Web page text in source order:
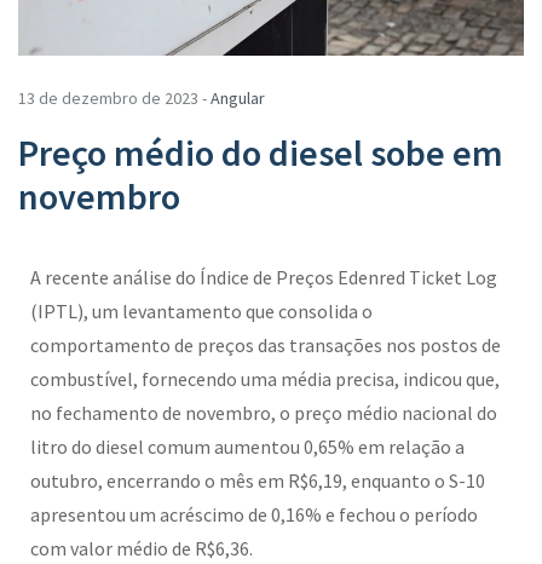
13 de dezembro de 2023 -Angular
Preço médio do diesel sobe em
novembro
A recente análise do Índice de Preços Edenred Ticket Log
(IPTL), um levantamento que consolida o
comportamento de preços das transações nos postos de
combustível, fornecendo uma média precisa, indicou que,
no fechamento de novembro, o preço médio nacional do
litro do diesel comum aumentou 0,65% em relação a
outubro, encerrando o mês em R$6,19, enquanto o S-10
apresentou um acréscimo de 0,16% e fechou o período
com valor médio de R$6,36.